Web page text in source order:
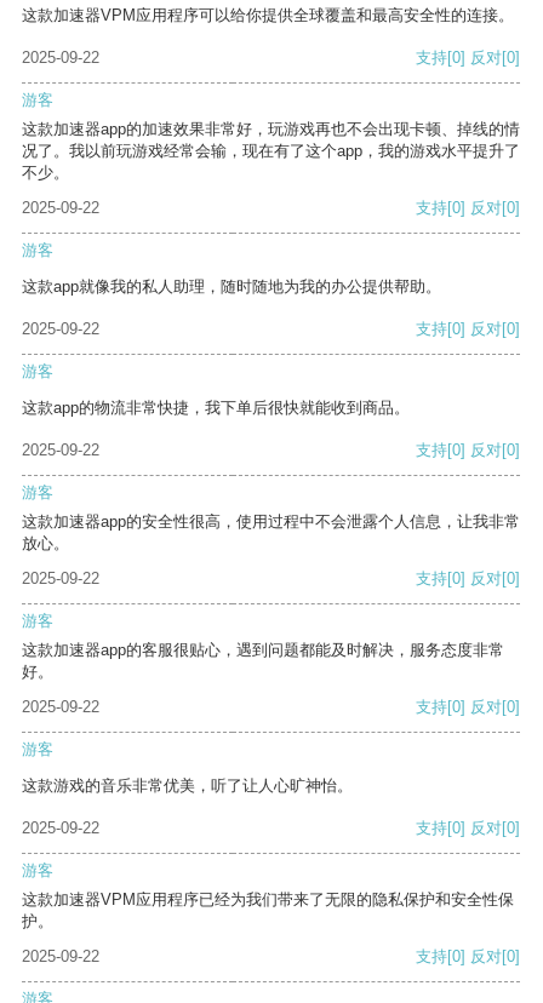
这款加速器VPM应用程序可以给你提供全球覆盖和最高安全性的连接。
2025-09-22 支持[0] 反对[0]
游客
这款加速器app的加速效果非常好，玩游戏再也不会出现卡顿、掉线的情
况了。我以前玩游戏经常会输，现在有了这个app，我的游戏水平提升了
不少。
2025-09-22
支持[0] 反对[0]
游客
这款app就像我的私人助理，随时随地为我的办公提供帮助。
2025-09-22 支持[0] 反对[0]
游客
这款app的物流非常快捷，我下单后很快就能收到商品。
2025-09-22 支持[0] 反对[0]
游客
这款加速器app的安全性很高，使用过程中不会泄露个人信息，让我非常
放心。
2025-09-22
支持[0] 反对[0]
游客
这款加速器app的客服很贴心，遇到问题都能及时解决，服务态度非常
好。
2025-09-22
支持[0] 反对[0]
游客
这款游戏的音乐非常优美，听了让人心旷神怡。
2025-09-22 支持[0] 反对[0]
游客
这款加速器VPM应用程序已经为我们带来了无限的隐私保护和安全性保
护。
2025-09-22
支持[0] 反对[0]
游客